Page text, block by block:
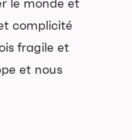
le monde et
complicité
fragile et
et nous